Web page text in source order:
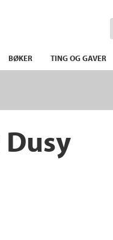
BØKER TING OG GAVER